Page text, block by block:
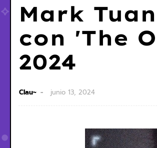
Mark
con 'The
2024
Clau~ junio 13, 2024